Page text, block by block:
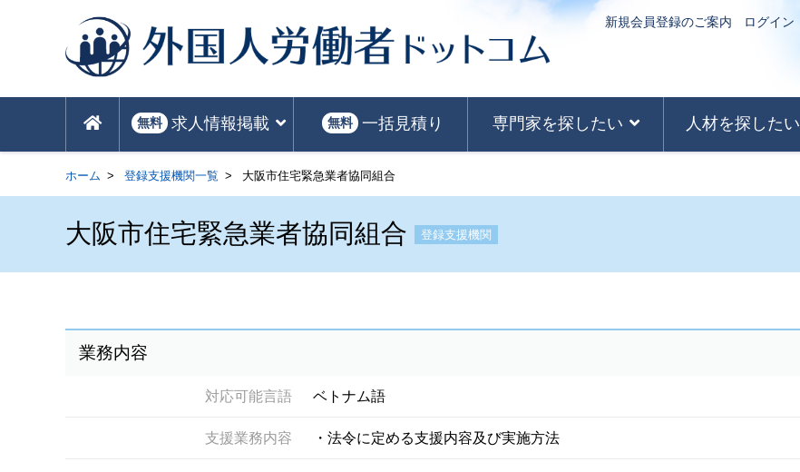
新規会員登録のご案内 ログイン
無料 求人情報掲載 無料 一括見積り 専門家を探したい 人材を探したい
ホーム 登録支援機関一覧 大阪市住宅緊急業者協同組合
大阪市住宅緊急業者協同組合 登録支援機関
業務内容
対応可能言語 ベトナム語
支援業務内容 ・法令に定める支援内容及び実施方法